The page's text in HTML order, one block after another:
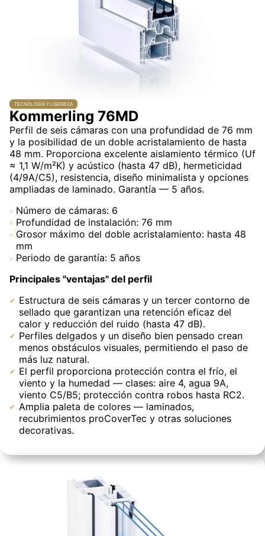
TECNOLOGÍA Y LIGEREZA
Kommerling 76MD
Perfil de seis cámaras con una profundidad de 76 mm
y la posibilidad de un doble acristalamiento de hasta
48 mm. Proporciona excelente aislamiento térmico (Uf
≈ 1,1 W/m²K) y acústico (hasta 47 dB), hermeticidad
(4/9A/C5), resistencia, diseño minimalista y opciones
ampliadas de laminado. Garantía — 5 años.
Número de cámaras: 6
Profundidad de instalación: 76 mm
Grosor máximo del doble acristalamiento: hasta 48
mm
Periodo de garantía: 5 años
Principales "ventajas" del perfil
Estructura de seis cámaras y un tercer contorno de
sellado que garantizan una retención eficaz del
calor y reducción del ruido (hasta 47 dB).
Perfiles delgados y un diseño bien pensado crean
menos obstáculos visuales, permitiendo el paso de
más luz natural.
El perfil proporciona protección contra el frío, el
viento y la humedad — clases: aire 4, agua 9A,
viento C5/B5; protección contra robos hasta RC2.
Amplia paleta de colores — laminados,
recubrimientos proCoverTec y otras soluciones
decorativas.